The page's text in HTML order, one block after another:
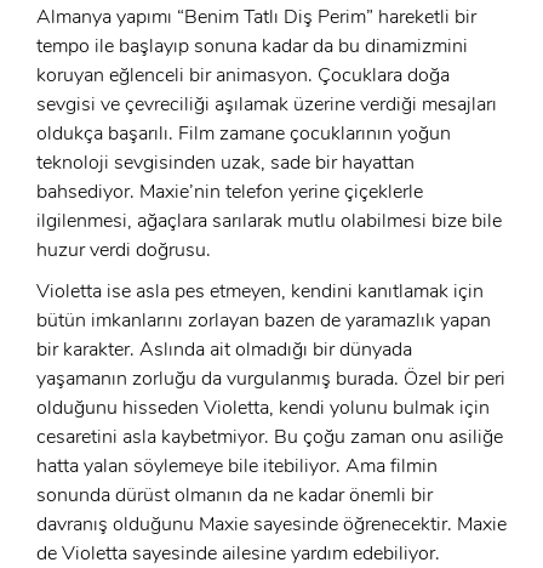
E-Posta:
Şifre:
Beni Hatırla
GIRIŞ
E-Posta:
Şifre:
ÜYE OL
GIRIŞ
Almanya yapımı “Benim Tatlı Diş Perim” hareketli bir
tempo ile başlayıp sonuna kadar da bu dinamizmini
koruyan eğlenceli bir animasyon. Çocuklara doğa
sevgisi ve çevreciliği aşılamak üzerine verdiği mesajları
oldukça başarılı. Film zamane çocuklarının yoğun
teknoloji sevgisinden uzak, sade bir hayattan
bahsediyor. Maxie’nin telefon yerine çiçeklerle
ilgilenmesi, ağaçlara sarılarak mutlu olabilmesi bize bile
huzur verdi doğrusu.
Violetta ise asla pes etmeyen, kendini kanıtlamak için
bütün imkanlarını zorlayan bazen de yaramazlık yapan
bir karakter. Aslında ait olmadığı bir dünyada
yaşamanın zorluğu da vurgulanmış burada. Özel bir peri
olduğunu hisseden Violetta, kendi yolunu bulmak için
cesaretini asla kaybetmiyor. Bu çoğu zaman onu asiliğe
hatta yalan söylemeye bile itebiliyor. Ama filmin
sonunda dürüst olmanın da ne kadar önemli bir
davranış olduğunu Maxie sayesinde öğrenecektir. Maxie
de Violetta sayesinde ailesine yardım edebiliyor.